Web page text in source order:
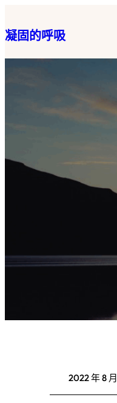
至
主
凝固的呼吸
2022 年 8